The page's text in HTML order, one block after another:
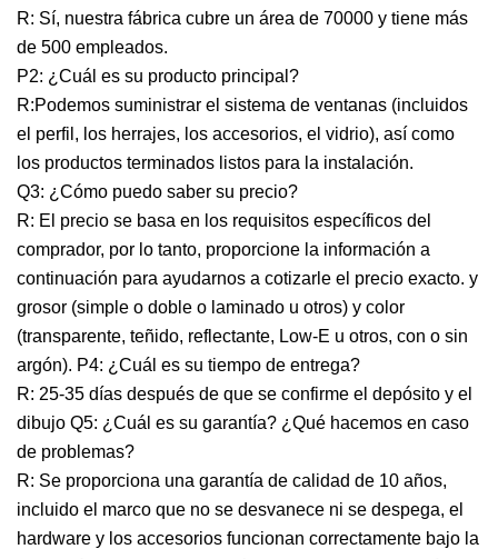
R: Sí, nuestra fábrica cubre un área de 70000 y tiene más
de 500 empleados.
P2: ¿Cuál es su producto principal?
R:Podemos suministrar el sistema de ventanas (incluidos
el perfil, los herrajes, los accesorios, el vidrio), así como
los productos terminados listos para la instalación.
Q3: ¿Cómo puedo saber su precio?
R: El precio se basa en los requisitos específicos del
comprador, por lo tanto, proporcione la información a
continuación para ayudarnos a cotizarle el precio exacto. y
grosor (simple o doble o laminado u otros) y color
(transparente, teñido, reflectante, Low-E u otros, con o sin
argón). P4: ¿Cuál es su tiempo de entrega?
R: 25-35 días después de que se confirme el depósito y el
dibujo Q5: ¿Cuál es su garantía? ¿Qué hacemos en caso
de problemas?
R: Se proporciona una garantía de calidad de 10 años,
incluido el marco que no se desvanece ni se despega, el
hardware y los accesorios funcionan correctamente bajo la